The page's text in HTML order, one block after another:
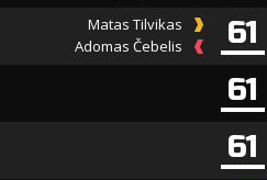
Matas Tilvikas
Adomas Čebelis
61
61
61